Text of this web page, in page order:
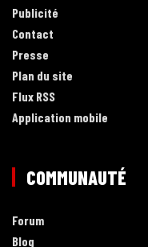
Publicité
Contact
Presse
Plan du site
Flux RSS
Application mobile
COMMUNAUTÉ
Forum
Blog